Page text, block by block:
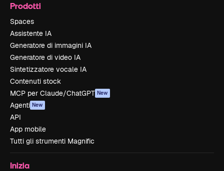
Prodotti
Spaces
Assistente IA
Generatore di immagini IA
Generatore di video IA
Sintetizzatore vocale IA
Contenuti stock
MCP per Claude/ChatGPT New
Agenti New
API
App mobile
Tutti gli strumenti Magnific
Inizia